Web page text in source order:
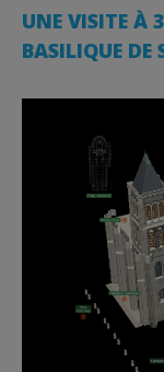
UNE VISITE À
BASILIQUE